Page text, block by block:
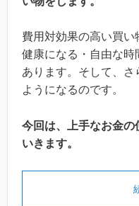
費用対効果の高い買い
健康になる・自由な
あります。そして、
ようになるのです。
今回は、上手なお金の
いきます。